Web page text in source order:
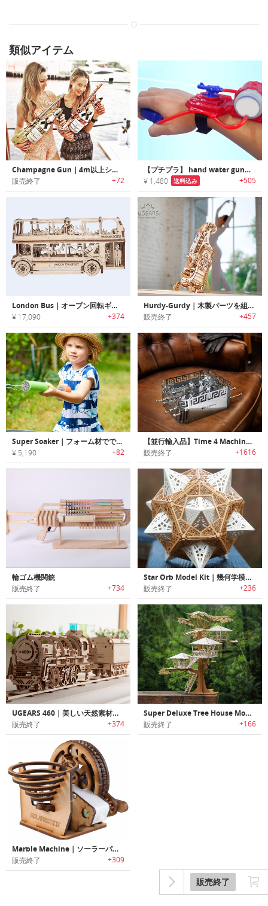
販売終了
類似アイテム
Champagne Gun｜4m以上シャンパンをスプレー可能なパーティウェポン「シャンパンガン」
販売終了 +72
【プチプラ】 hand water gun｜手首にはめて使用するハンドウォーターガン
¥ 1,480 送料込み +505
London Bus｜オープン回転ギアメカニズムを搭載した木製2階建てバス3Dパズルセット
¥ 17,090 +374
Hurdy-Gurdy｜木製パーツを組立て演奏も楽しめるメカニカル楽器「ハーディーガーディ」
販売終了 +457
Super Soaker｜フォーム材でできた水に浮くウォーターガン
¥ 5,190 +82
【並行輸入品】Time 4 Machine｜自分で組み立てて楽しめるメタルパーツを使用したメカニカルモデル「タイムフォーマシン」
販売終了 +1616
輪ゴム機関銃
販売終了 +734
Star Orb Model Kit｜幾何学模様のDIYスターオーブキット
販売終了 +236
UGEARS 460｜美しい天然素材の組み立て式機関車「ユーギアズ460」
販売終了 +374
Super Deluxe Tree House Model Kit｜ディテールに拘ったDIYツリーハウスモデルキット
販売終了 +166
Marble Machine｜ソーラーパワービー玉マシーン
販売終了 +309